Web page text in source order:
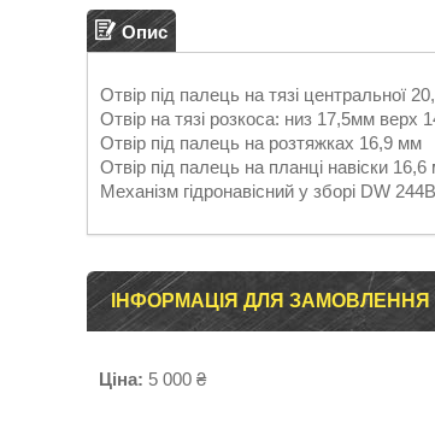
Опис
Отвір під палець на тязі центральної
Отвір на тязі розкоса: низ 17,5мм верх
Отвір під палець на розтяжках 16,9 мм
Отвір під палець на планці навіски
Механізм гідронавісний у зборі DW 244B
ІНФОРМАЦІЯ ДЛЯ ЗАМОВЛЕННЯ
Ціна: 5 000 ₴